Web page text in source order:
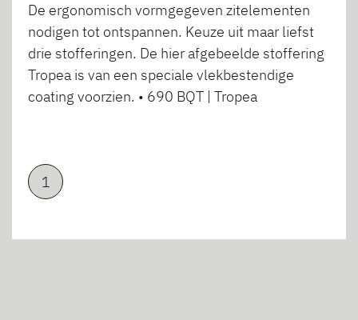
De ergonomisch vormgegeven zitelementen
nodigen tot ontspannen. Keuze uit maar liefst
drie stofferingen. De hier afgebeelde stoffering
Tropea is van een speciale vlekbestendige
coating voorzien. • 690 BQT | Tropea
1